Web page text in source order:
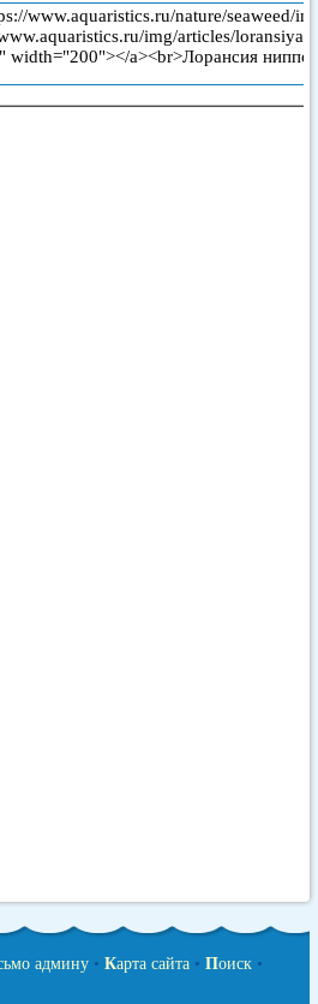
админу • Карта сайта • Поиск •